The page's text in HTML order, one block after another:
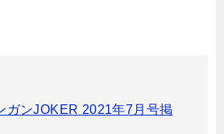
ガンJOKER 2021年7月号掲